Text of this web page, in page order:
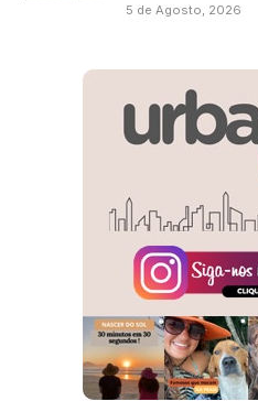
5 de Agosto, 2026